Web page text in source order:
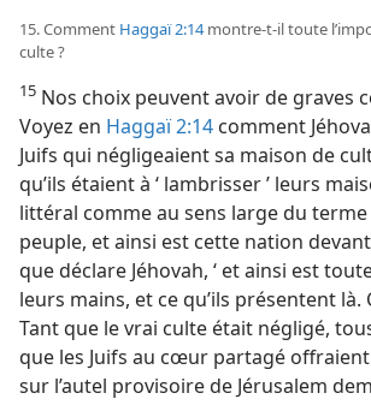
15. Comment Haggaï 2:14montre-​t-​il toute
culte ?
15 Nos choix peuvent avoir de graves
Voyez en Haggaï 2:14 comment
Juifs qui négligeaient sa maison de
qu’ils étaient à ‘ lambrisser ’ leurs
littéral comme au sens large du terme
peuple, et ainsi est cette nation devant
que déclare Jéhovah, ‘ et ainsi est
leurs mains, et ce qu’ils présentent là.
Tant que le vrai culte était négligé,
que les Juifs au cœur partagé
sur l’autel provisoire de Jérusalem